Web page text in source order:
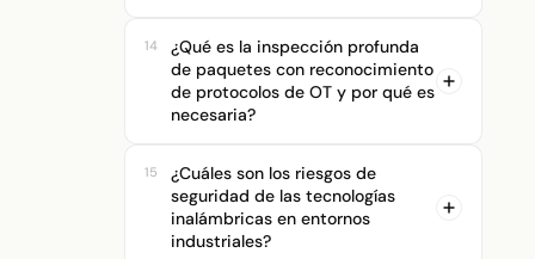
14
¿Qué es la inspección profunda
de paquetes con reconocimiento
de protocolos de OT y por qué es
necesaria?
15
¿Cuáles son los riesgos de
seguridad de las tecnologías
inalámbricas en entornos
industriales?